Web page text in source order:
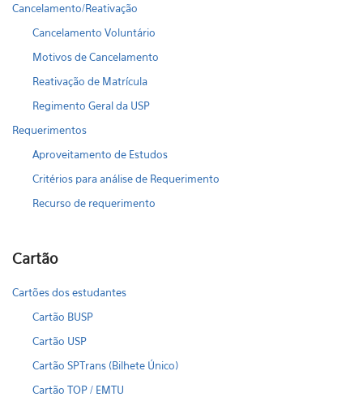
Cancelamento/Reativação
Cancelamento Voluntário
Motivos de Cancelamento
Reativação de Matrícula
Regimento Geral da USP
Requerimentos
Aproveitamento de Estudos
Critérios para análise de Requerimento
Recurso de requerimento
Cartão
Cartões dos estudantes
Cartão BUSP
Cartão USP
Cartão SPTrans (Bilhete Único)
Cartão TOP / EMTU